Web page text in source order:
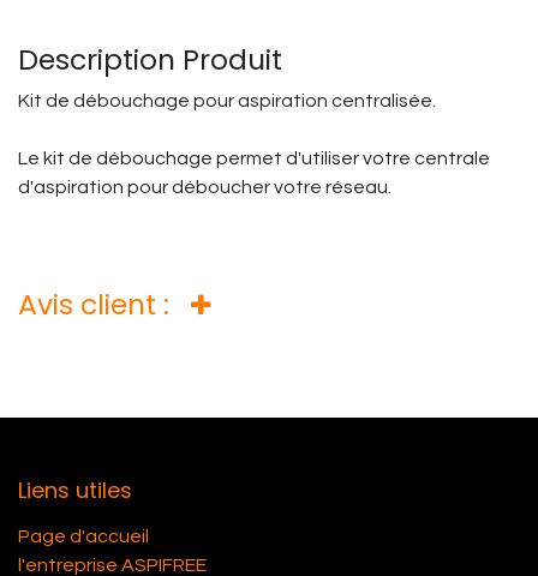
Description Produit
Kit de débouchage pour aspiration centralisée.
Le kit de débouchage permet d'utiliser votre centrale
d'aspiration pour déboucher votre réseau.
Avis client :
Liens utiles
Page d'accueil
l'entreprise ASPIFREE